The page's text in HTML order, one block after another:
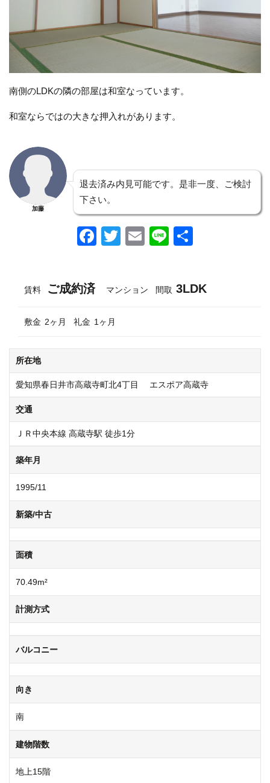
南側のLDKの隣の部屋は和室なっています。
和室ならではの大きな押入れがあります。
加藤
退去済み内見可能です。是非一度、ご検討
下さい。
F
e
b
o
o
k
T
er
E Li
賃料 ご成約済 マンション 間取 3LDK
敷金 2ヶ月 礼金 1ヶ月
所在地
愛知県春日井市高蔵寺町北4丁目 エスポア高蔵寺
交通
ＪＲ中央本線 高蔵寺駅 徒歩1分
築年月
1995/11
新築/中古
面積
70.49m²
計測方式
バルコニー
向き
南
建物階数
地上15階